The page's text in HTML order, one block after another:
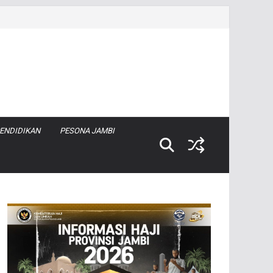
PESONA JAMBI